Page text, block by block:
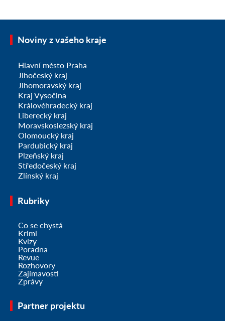
Noviny z vašeho kraje
Hlavní město Praha
Jihočeský kraj
Jihomoravský kraj
Kraj Vysočina
Královéhradecký kraj
Liberecký kraj
Moravskoslezský kraj
Olomoucký kraj
Pardubický kraj
Plzeňský kraj
Středočeský kraj
Zlínský kraj
Rubriky
Co se chystá
Krimi
Kvízy
Poradna
Revue
Rozhovory
Zajímavosti
Zprávy
Partner projektu